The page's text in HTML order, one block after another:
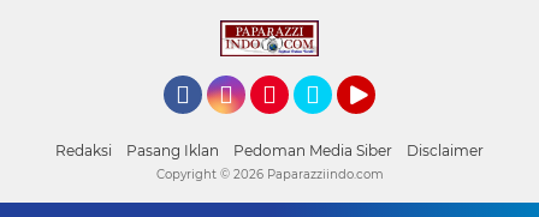
Redaksi Pasang Iklan Pedoman Media Siber Disclaimer
Copyright © 2026 Paparazziindo.com